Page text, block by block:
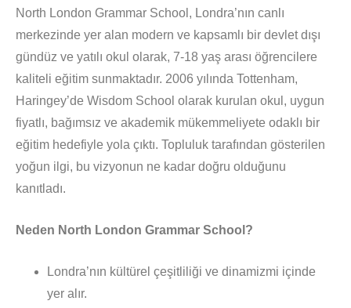
North London Grammar School, Londra’nın canlı
merkezinde yer alan modern ve kapsamlı bir devlet dışı
gündüz ve yatılı okul olarak, 7-18 yaş arası öğrencilere
kaliteli eğitim sunmaktadır. 2006 yılında Tottenham,
Haringey’de Wisdom School olarak kurulan okul, uygun
fiyatlı, bağımsız ve akademik mükemmeliyete odaklı bir
eğitim hedefiyle yola çıktı. Topluluk tarafından gösterilen
yoğun ilgi, bu vizyonun ne kadar doğru olduğunu
kanıtladı.
Neden North London Grammar School?
Londra’nın kültürel çeşitliliği ve dinamizmi içinde
yer alır.